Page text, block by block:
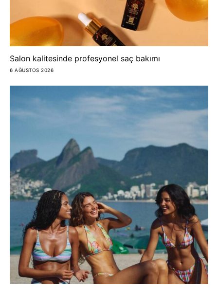
Salon kalitesinde profesyonel saç bakımı
6 AĞUSTOS 2026